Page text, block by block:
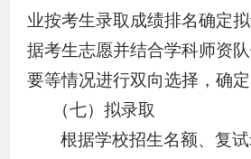
业按考生录取成绩排名确定
据考生志愿并结合学科师资
要等情况进行双向选择，确定
（七）拟录取
根据学校招生名额、复